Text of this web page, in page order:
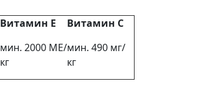
Витамин E Витамин С
мин. 2000 МЕ/
кг
мин. 490 мг/
кг